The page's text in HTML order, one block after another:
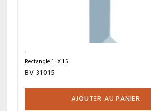
Rectangle 1¨ X 1.5¨
BV 31015
AJOUTER AU PANIER